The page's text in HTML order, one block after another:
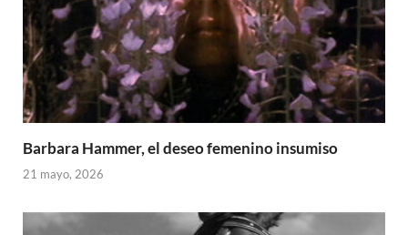
Barbara Hammer, el deseo femenino insumiso
21 mayo, 2026